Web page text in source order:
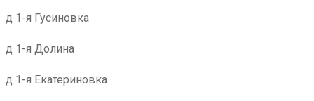
д 1-я Гусиновка
д 1-я Долина
д 1-я Екатериновка